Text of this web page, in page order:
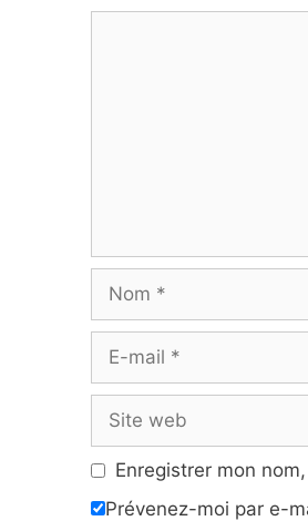
mail
web
Enregistrer mon
Prévenez-moi par e-